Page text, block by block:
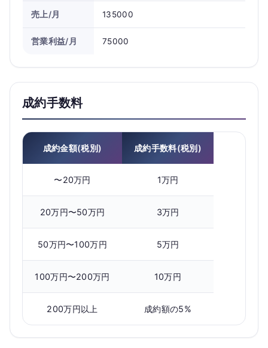
売上/月 135000
営業利益/月 75000
成約手数料
成約金額(税別) 成約手数料(税別)
〜20万円 1万円
20万円〜50万円 3万円
50万円〜100万円 5万円
100万円〜200万円 10万円
200万円以上 成約額の5%